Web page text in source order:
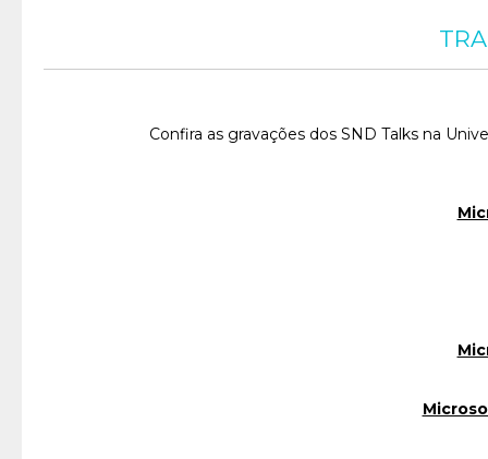
Confira as gravações dos SND Talks na